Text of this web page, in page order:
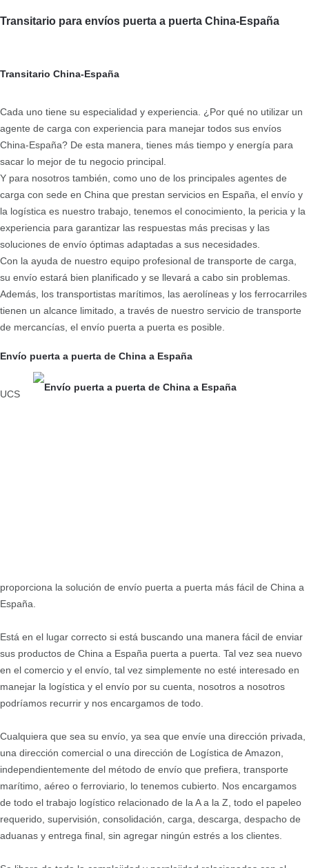
Transitario para envíos puerta a puerta China-España
Transitario China-España
Cada uno tiene su especialidad y experiencia. ¿Por qué no utilizar un
agente de carga con experiencia para manejar todos sus envíos
China-España? De esta manera, tienes más tiempo y energía para
sacar lo mejor de tu negocio principal.
Y para nosotros también, como uno de los principales agentes de
carga con sede en China que prestan servicios en España, el envío y
la logística es nuestro trabajo, tenemos el conocimiento, la pericia y la
experiencia para garantizar las respuestas más precisas y las
soluciones de envío óptimas adaptadas a sus necesidades.
Con la ayuda de nuestro equipo profesional de transporte de carga,
su envío estará bien planificado y se llevará a cabo sin problemas.
Además, los transportistas marítimos, las aerolíneas y los ferrocarriles
tienen un alcance limitado, a través de nuestro servicio de transporte
de mercancías, el envío puerta a puerta es posible.
Envío puerta a puerta de China a España
UCS
proporciona la solución de envío puerta a puerta más fácil de China a
España.
Está en el lugar correcto si está buscando una manera fácil de enviar
sus productos de China a España puerta a puerta. Tal vez sea nuevo
en el comercio y el envío, tal vez simplemente no esté interesado en
manejar la logística y el envío por su cuenta, nosotros a nosotros
podríamos recurrir y nos encargamos de todo.
Cualquiera que sea su envío, ya sea que envíe una dirección privada,
una dirección comercial o una dirección de Logística de Amazon,
independientemente del método de envío que prefiera, transporte
marítimo, aéreo o ferroviario, lo tenemos cubierto. Nos encargamos
de todo el trabajo logístico relacionado de la A a la Z, todo el papeleo
requerido, supervisión, consolidación, carga, descarga, despacho de
aduanas y entrega final, sin agregar ningún estrés a los clientes.